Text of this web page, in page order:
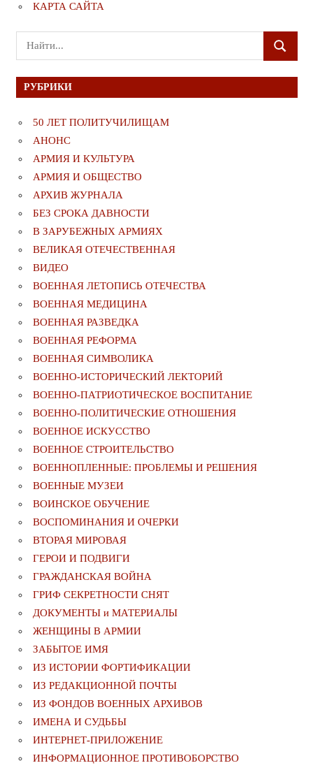
КАРТА САЙТА
Поиск
для:
ПОИСК
РУБРИКИ
50 ЛЕТ ПОЛИТУЧИЛИЩАМ
АНОНС
АРМИЯ И КУЛЬТУРА
АРМИЯ И ОБЩЕСТВО
АРХИВ ЖУРНАЛА
БЕЗ СРОКА ДАВНОСТИ
В ЗАРУБЕЖНЫХ АРМИЯХ
ВЕЛИКАЯ ОТЕЧЕСТВЕННАЯ
ВИДЕО
ВОЕННАЯ ЛЕТОПИСЬ ОТЕЧЕСТВА
ВОЕННАЯ МЕДИЦИНА
ВОЕННАЯ РАЗВЕДКА
ВОЕННАЯ РЕФОРМА
ВОЕННАЯ СИМВОЛИКА
ВОЕННО-ИСТОРИЧЕСКИЙ ЛЕКТОРИЙ
ВОЕННО-ПАТРИОТИЧЕСКОЕ ВОСПИТАНИЕ
ВОЕННО-ПОЛИТИЧЕСКИE ОТНОШЕНИЯ
ВОЕННОЕ ИСКУССТВО
ВОЕННОЕ СТРОИТЕЛЬСТВО
ВОЕННОПЛЕННЫЕ: ПРОБЛЕМЫ И РЕШЕНИЯ
ВОЕННЫЕ МУЗЕИ
ВОИНСКОЕ ОБУЧЕНИЕ
ВОСПОМИНАНИЯ И ОЧЕРКИ
ВТОРАЯ МИРОВАЯ
ГЕРОИ И ПОДВИГИ
ГРАЖДАНСКАЯ ВОЙНА
ГРИФ СЕКРЕТНОСТИ СНЯТ
ДОКУМЕНТЫ и МАТЕРИАЛЫ
ЖЕНЩИНЫ В АРМИИ
ЗАБЫТОЕ ИМЯ
ИЗ ИСТОРИИ ФОРТИФИКАЦИИ
ИЗ РЕДАКЦИОННОЙ ПОЧТЫ
ИЗ ФОНДОВ ВОЕННЫХ АРХИВОВ
ИМЕНА И СУДЬБЫ
ИНТЕРНЕТ-ПРИЛОЖЕНИЕ
ИНФОРМАЦИОННОЕ ПРОТИВОБОРСТВО